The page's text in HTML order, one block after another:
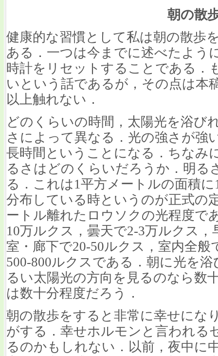
朝の散
健康的な習慣として私は朝の散歩
ある．一つは今までに述べたよう
時計をリセットすることである．
いという話であるが，その点は本
以上触れない．
どのくらいの時間，太陽光を浴び
さによって異なる．光の強さが強
長時間ということになる．ちなみ
るさはどのくらいだろうか．明る
る．これは1平方メートルの面積
分布している時というのが正式の
ートル離れたロウソクの光程度で
10万ルクス，曇天で2-3万ルクス
室・廊下で20-50ルクス，室内全
500-800ルクスである．朝に光を
るい太陽光の方向を見るのなら数
は数十分程度だろう．
朝の散歩をすると非常に幸せにな
がする．幸せホルモンと言われる
るのかもしれない．以前，夜中に